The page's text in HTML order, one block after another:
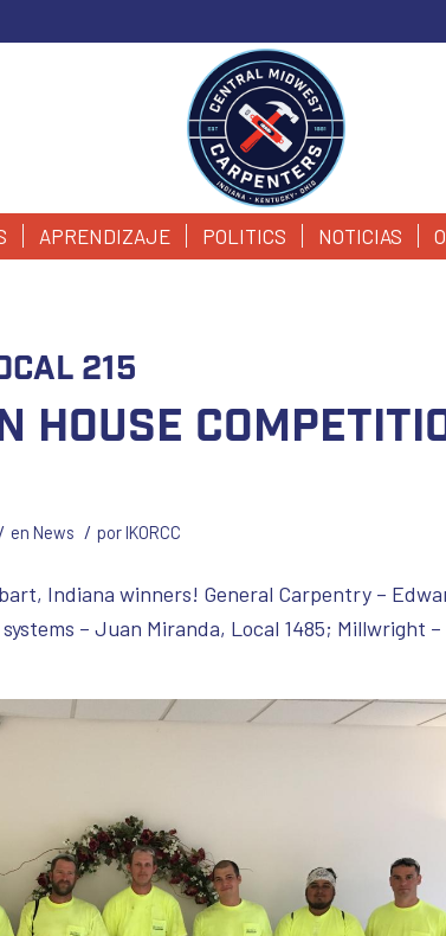
APRENDIZAJE POLITICS NOTICIAS
215
House
/ en News / porIKORCC
Indiana winners! General Carpentry –
– Juan Miranda, Local 1485; Millwright –